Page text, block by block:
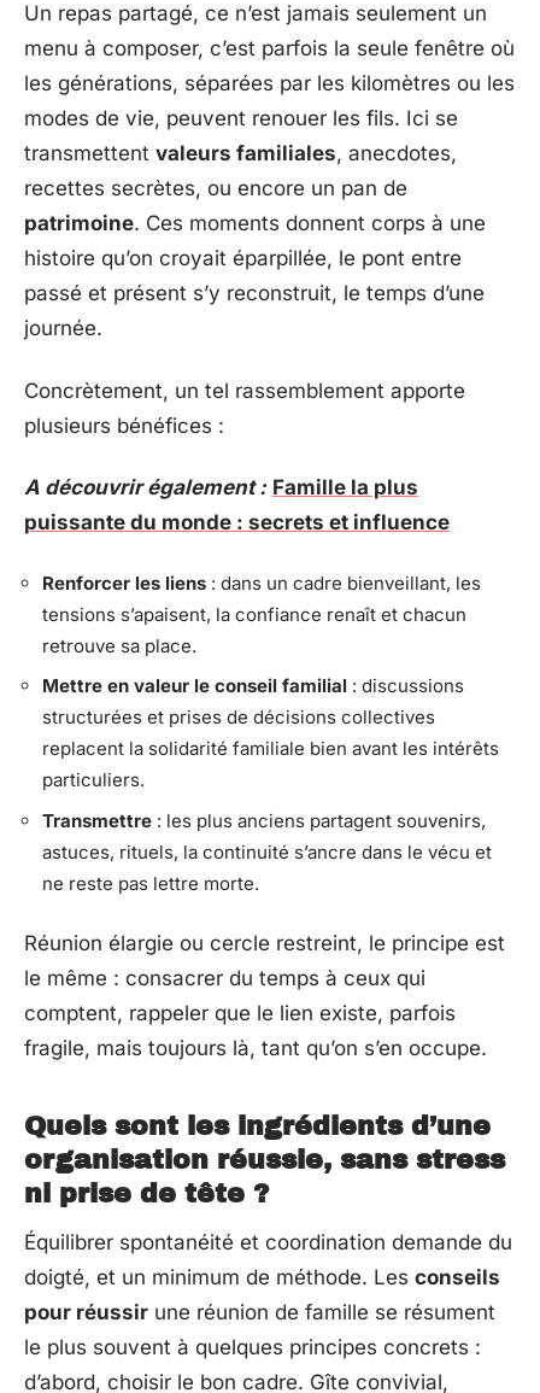
Un repas partagé, ce n’est jamais seulement un
menu à composer, c’est parfois la seule fenêtre où
les générations, séparées par les kilomètres ou les
modes de vie, peuvent renouer les fils. Ici se
transmettent valeurs familiales, anecdotes,
recettes secrètes, ou encore un pan de
patrimoine. Ces moments donnent corps à une
histoire qu’on croyait éparpillée, le pont entre
passé et présent s’y reconstruit, le temps d’une
journée.
Concrètement, un tel rassemblement apporte
plusieurs bénéfices :
A découvrir également : Famille la plus
puissante du monde : secrets et influence
Renforcer les liens : dans un cadre bienveillant, les
tensions s’apaisent, la confiance renaît et chacun
retrouve sa place.
Mettre en valeur le conseil familial : discussions
structurées et prises de décisions collectives
replacent la solidarité familiale bien avant les intérêts
particuliers.
Transmettre : les plus anciens partagent souvenirs,
astuces, rituels, la continuité s’ancre dans le vécu et
ne reste pas lettre morte.
Réunion élargie ou cercle restreint, le principe est
le même : consacrer du temps à ceux qui
comptent, rappeler que le lien existe, parfois
fragile, mais toujours là, tant qu’on s’en occupe.
Quels sont les ingrédients d’une
organisation réussie, sans stress
ni prise de tête ?
Équilibrer spontanéité et coordination demande du
doigté, et un minimum de méthode. Les conseils
pour réussir une réunion de famille se résument
le plus souvent à quelques principes concrets :
d’abord, choisir le bon cadre. Gîte convivial,